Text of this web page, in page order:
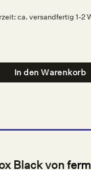
ca. versandfertig 1-2
In den Warenkorb
Black von